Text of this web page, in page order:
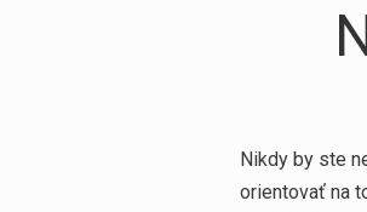
Nikdy by ste
orientovať na